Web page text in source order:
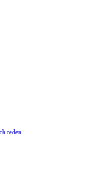
reden